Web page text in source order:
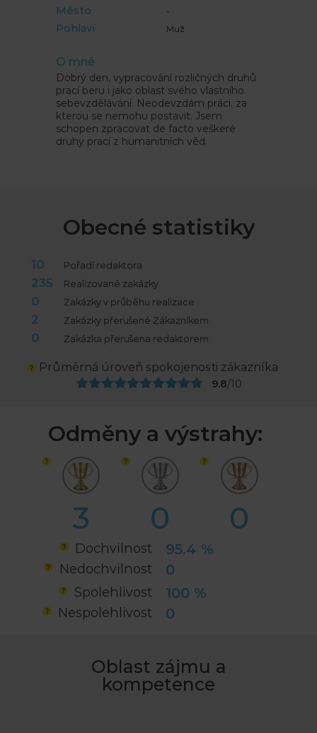
Město -
Pohlaví Muž
O mně
Dobrý den, vypracování rozličných druhů
prací beru i jako oblast svého vlastního
sebevzdělávání. Neodevzdám práci, za
kterou se nemohu postavit. Jsem
schopen zpracovat de facto veškeré
druhy prací z humanitních věd.
Obecné statistiky
10 Pořadí redaktora
235 Realizované zakázky
0 Zakázky v průběhu realizace
2 Zakázky přerušené Zákazníkem
0 Zakázka přerušena redaktorem
Průměrná úroveň spokojenosti zákazníka
9.8/10
Odměny a výstrahy:
3 0 0
95.4 %
Dochvilnost
0
Nedochvilnost
100 %
Spolehlivost
0
Nespolehlivost
Oblast zájmu a
kompetence